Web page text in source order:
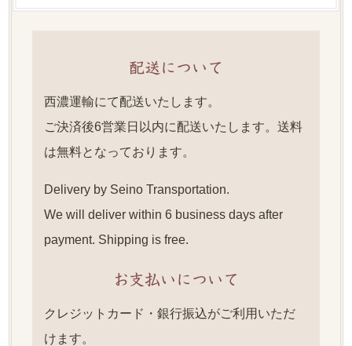
配送について
西濃運輸にて配送いたします。
ご決済後6営業日以内に配送いたします。送料
は無料となっております。
Delivery by Seino Transportation.
We will deliver within 6 business days after
payment. Shipping is free.
お支払いについて
クレジットカード・銀行振込がご利用いただ
けます。